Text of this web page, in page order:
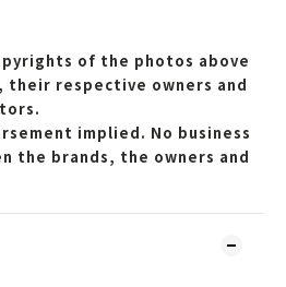
of the photos above
their respective owners and
implied. No business
the brands, the owners and